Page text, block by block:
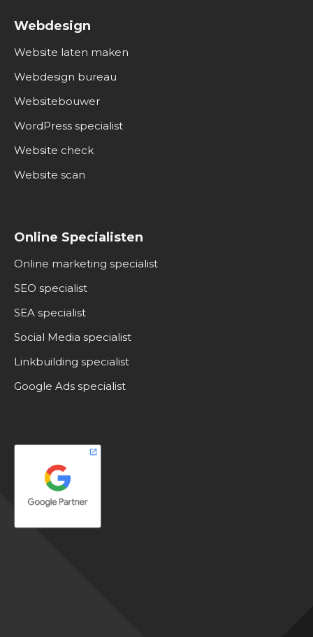
Webdesign
Website laten maken
Webdesign bureau
Websitebouwer
WordPress specialist
Website check
Website scan
Online Specialisten
Online marketing specialist
SEO specialist
SEA specialist
Social Media specialist
Linkbuilding specialist
Google Ads specialist